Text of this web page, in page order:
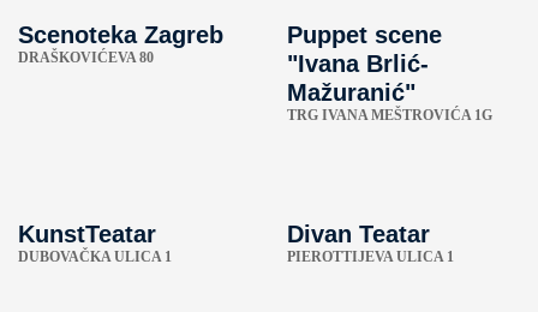
Scenoteka Zagreb
DRAŠKOVIĆEVA 80
Puppet scene
"Ivana Brlić-
Mažuranić"
TRG IVANA MEŠTROVIĆA 1G
KunstTeatar
DUBOVAČKA ULICA 1
Divan Teatar
PIEROTTIJEVA ULICA 1